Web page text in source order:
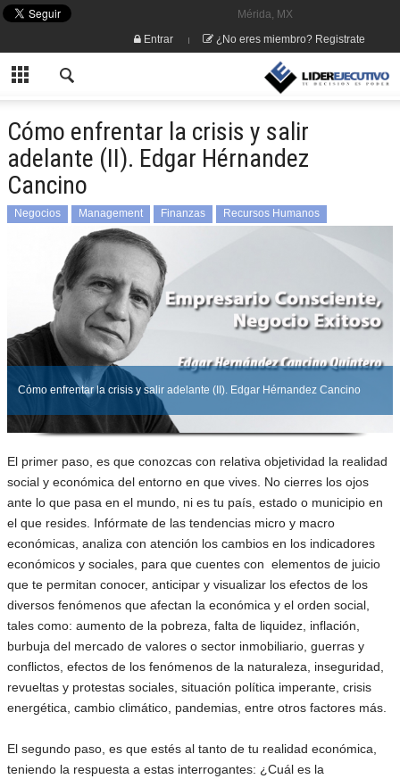
Mérida, MX
Entrar
¿No eres miembro? Registrate
Cómo enfrentar la crisis y salir
adelante (II). Edgar Hérnandez
Cancino
Negocios Management Finanzas Recursos Humanos
Cómo enfrentar la crisis y salir adelante (II). Edgar Hérnandez Cancino
El primer paso, es que conozcas con relativa objetividad la realidad
social y económica del entorno en que vives. No cierres los ojos
ante lo que pasa en el mundo, ni es tu país, estado o municipio en
el que resides. Infórmate de las tendencias micro y macro
económicas, analiza con atención los cambios en los indicadores
económicos y sociales, para que cuentes con elementos de juicio
que te permitan conocer, anticipar y visualizar los efectos de los
diversos fenómenos que afectan la económica y el orden social,
tales como: aumento de la pobreza, falta de liquidez, inflación,
burbuja del mercado de valores o sector inmobiliario, guerras y
conflictos, efectos de los fenómenos de la naturaleza, inseguridad,
revueltas y protestas sociales, situación política imperante, crisis
energética, cambio climático, pandemias, entre otros factores más.
El segundo paso, es que estés al tanto de tu realidad económica,
teniendo la respuesta a estas interrogantes: ¿Cuál es la